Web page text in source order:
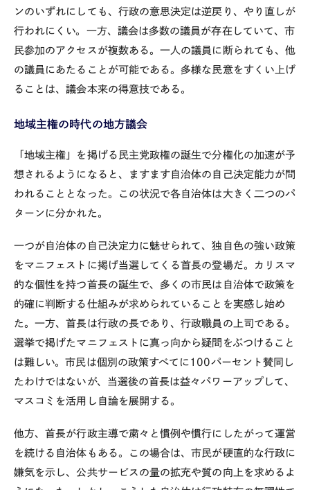
ンのいずれにしても、行政の意思決定は逆戻り、やり直しが
行われにくい。一方、議会は多数の議員が存在していて、市
民参加のアクセスが複数ある。一人の議員に断られても、他
の議員にあたることが可能である。多様な民意をすくい上げ
ることは、議会本来の得意技である。
地域主権の時代の地方議会
「地域主権」を掲げる民主党政権の誕生で分権化の加速が予
想されるようになると、ますます自治体の自己決定能力が問
われることとなった。この状況で各自治体は大きく二つのパ
ターンに分かれた。
一つが自治体の自己決定力に魅せられて、独自色の強い政策
をマニフェストに掲げ当選してくる首長の登場だ。カリスマ
的な個性を持つ首長の誕生で、多くの市民は自治体で政策を
的確に判断する仕組みが求められていることを実感し始め
た。一方、首長は行政の長であり、行政職員の上司である。
選挙で掲げたマニフェストに真っ向から疑問をぶつけること
は難しい。市民は個別の政策すべてに100パーセント賛同し
たわけではないが、当選後の首長は益々パワーアップして、
マスコミを活用し自論を展開する。
他方、首長が行政主導で粛々と慣例や慣行にしたがって運営
を続ける自治体もある。この場合は、市民が硬直的な行政に
嫌気を示し、公共サービスの量の拡充や質の向上を求めるよ